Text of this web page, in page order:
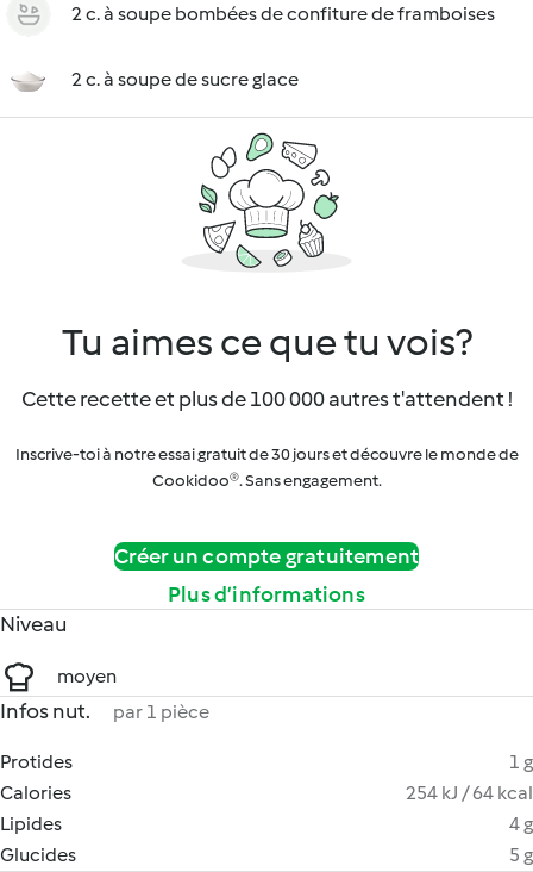
2 c. à soupe bombées de confiture de framboises
2 c. à soupe de sucre glace
Tu aimes ce que tu vois?
Cette recette et plus de 100 000 autres t'attendent !
Inscrive-toi à notre essai gratuit de 30 jours et découvre le monde de
Cookidoo®. Sans engagement.
Créer un compte gratuitement
Plus d’informations
Niveau
moyen
Infos nut. par 1 pièce
Protides
1 g
Calories
254 kJ / 64 kcal
Lipides
4 g
Glucides
5 g